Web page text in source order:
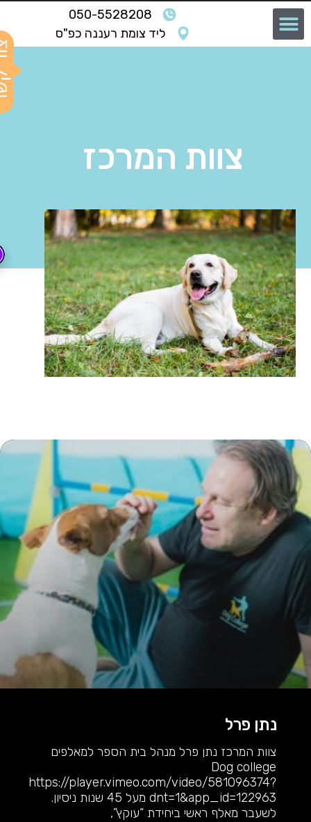
050-5528208
ליד צומת רעננה כפ"ס
צוות המרכז
נתן פרל
צוות המרכז נתן פרל מנהל בית הספר למאלפים
Dog college
https://player.vimeo.com/video/581096374?
dnt=1&app_id=122963 מעל 45 שנות ניסיון.
לשעבר מאלף ראשי ביחידת “עוקץ”,